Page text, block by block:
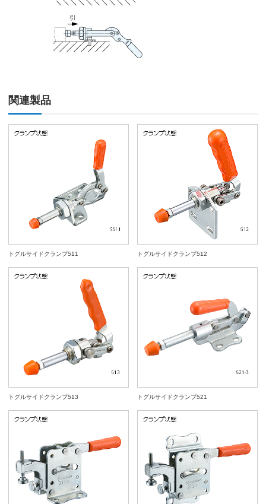
関連製品
トグルサイドクランプ511 トグルサイドクランプ512
トグルサイドクランプ513 トグルサイドクランプ521